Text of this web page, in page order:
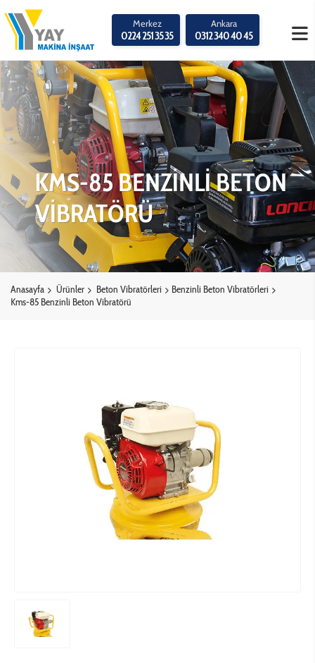
Merkez
0224 251 35 35
Ankara
0312 340 40 45
KMS-85 BENZİNLİ BETON
VİBRATÖRÜ
Anasayfa Ürünler Beton Vibratörleri
Benzinli Beton Vibratörleri
Kms-85 Benzinli Beton Vibratörü